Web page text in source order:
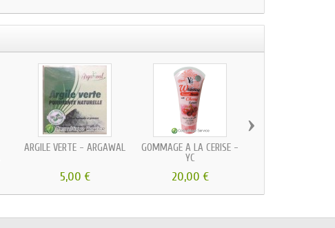
ARGILE VERTE - ARGAWAL
5,00 €
GOMMAGE À LA CERISE -
YC
20,00 €
›